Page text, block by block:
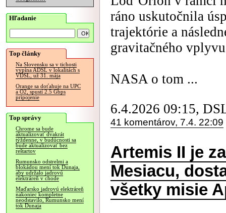
Hľadanie
Top články
Na Slovensku sa v tichosti
vypína ADSL v lokalitách s
VDSL, už 31. mája
Orange sa doťahuje na UPC
a O2, spustí 2.5 Gbps
pripojenie
Top správy
Chrome sa bude
aktualizovať dvakrát
týždenne, v budúcnosti sa
bude aktualizovať bez
reštartov
Rumunsko odstrelmi a
blokádou mení tok Dunaja,
aby udržalo jadrovú
elektráreň v chode
Maďarsko jadrovú elektráreň
nakoniec kompletne
neodstavilo, Rumunsko mení
tok Dunaja
ráno uskutočnila
trajektórie a
gravitačného
NASA o tom ...
6.4.2026 09:15,
41 komentárov, 7.4. 22:09
Artemis II je
Mesiacu,
všetky misie